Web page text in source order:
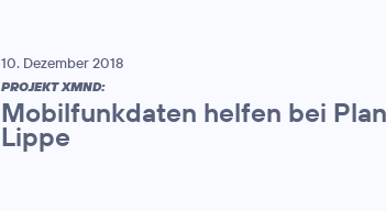
10. Dezember 2018
PROJEKT XMND:
Mobilfunkdaten helfen bei
Lippe